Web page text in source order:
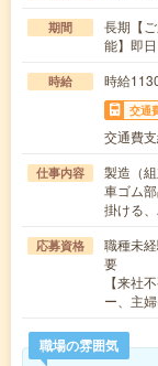
期間
長期【
能】即
時給 時給
交通
交通費
仕事内容
製造（組
車ゴム
掛ける
応募資格
職種未
要
【来社
ー、主
職場の雰囲気